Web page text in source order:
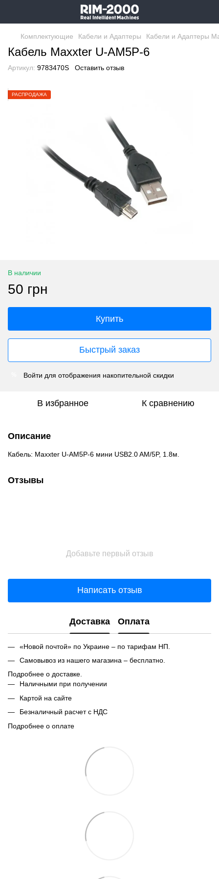
Комплектующие Кабели и Адаптеры Кабели и Адаптеры
Кабель Maxxter U-AM5P-6
Артикул: 9783470S Оставить отзыв
РАСПРОДАЖА
В наличии
50 грн
Купить
Быстрый заказ
Войти для отображения накопительной скидки
В избранное К сравнению
Описание
Кабель: Maxxter U-AM5P-6 мини USB2.0 AM/5P, 1.8м.
Отзывы
Добавьте первый отзыв
Написать отзыв
Доставка Оплата
«Новой почтой» по Украине – по тарифам НП.
Самовывоз из нашего магазина – бесплатно.
Подробнее о доставке.
Наличными при получении
Картой на сайте
Безналичный расчет с НДС
Подробнее о оплате